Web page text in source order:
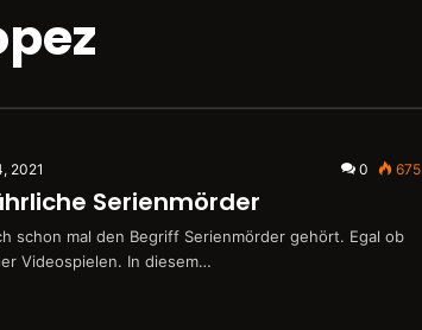
2021 0 675
Serienmörder
schon mal den Begriff Serienmörder gehört. Egal ob
Videospielen. In diesem…